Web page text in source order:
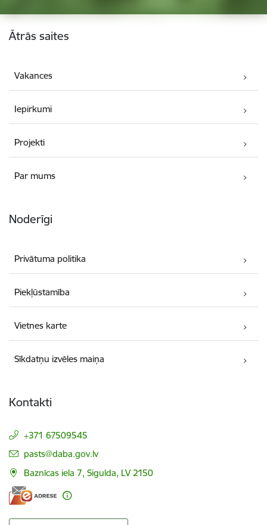
Kājene
Ātrās saites
Vakances
Iepirkumi
Projekti
Par mums
Noderīgi
Privātuma politika
Piekļūstamība
Vietnes karte
Sīkdatņu izvēles maiņa
Kontakti
+371 67509545
E-pasts:
pasts@daba.gov.lv
Baznīcas iela 7, Sigulda, LV 2150